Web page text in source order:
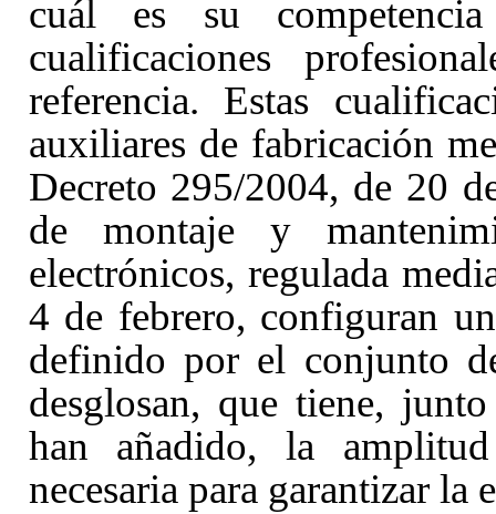
cuál es su
cualificaciones
referencia. Estas
auxiliares de fabricación
Decreto 295/2004, de 20
de montaje y
electrónicos, regulada
4 de febrero, configuran
definido por el conjunto
desglosan, que tiene,
han añadido, la
necesaria para garantizar la